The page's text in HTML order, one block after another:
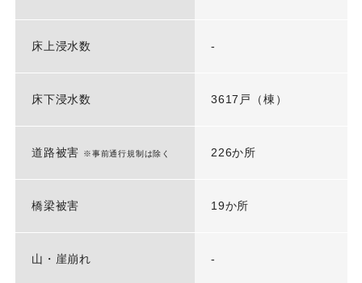
床上浸水数 -
床下浸水数 3617戸（棟）
道路被害 ※事前通行規制は除く 226か所
橋梁被害 19か所
山・崖崩れ -